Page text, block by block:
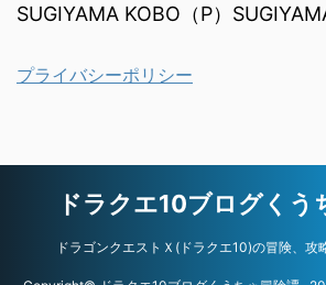
SUGIYAMA KOBO（P）
プライバシーポリシー
ドラクエ10ブログくう
ドラゴンクエストＸ(ドラクエ10)の冒険、攻